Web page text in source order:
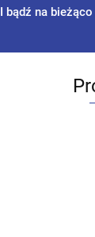
I bądź na